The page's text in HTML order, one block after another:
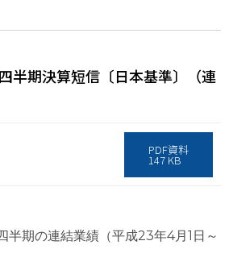
半期決算短信〔日本基準〕（連
PDF資料
147 KB
半期の連結業績（平成23年4月1日～